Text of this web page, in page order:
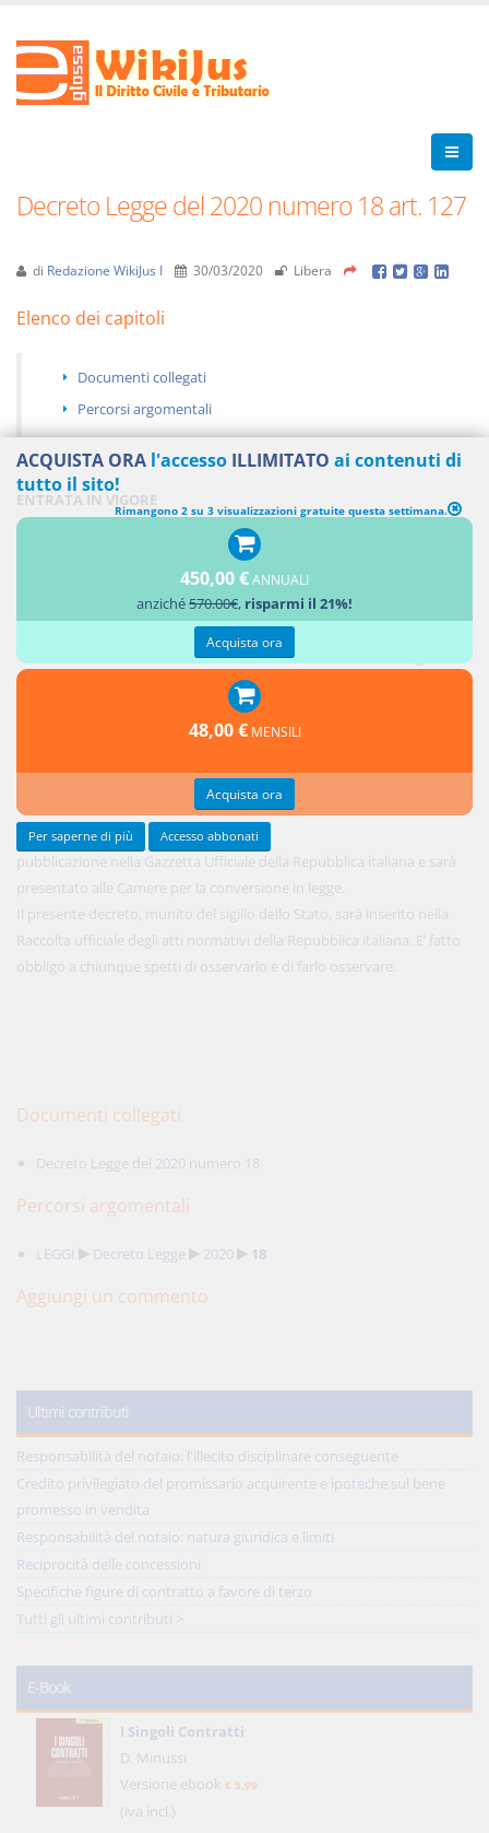
Decreto Legge del 2020 numero 18 art. 127
di Redazione WikiJus I 30/03/2020 Libera
Elenco dei capitoli
Documenti collegati
Percorsi argomentali
ENTRATA IN VIGORE
pubblicazione nella Gazzetta Ufficiale della Repubblica italiana e sarà
presentato alle Camere per la conversione in legge.
Il presente decreto, munito del sigillo dello Stato, sarà inserito nella
Raccolta ufficiale degli atti normativi della Repubblica italiana. E’ fatto
obbligo a chiunque spetti di osservarlo e di farlo osservare.
Documenti collegati
Decreto Legge del 2020 numero 18
Percorsi argomentali
LEGGI Decreto Legge 2020 18
Aggiungi un commento
Ultimi contributi
Responsabilità del notaio: l'illecito disciplinare conseguente
Credito privilegiato del promissario acquirente e ipoteche sul bene
promesso in vendita
Responsabilità del notaio: natura giuridica e limiti
Reciprocità delle concessioni
Specifiche figure di contratto a favore di terzo
Tutti gli ultimi contributi >
E-Book
I Singoli Contratti
D. Minussi
Versione ebook € 5,99
(iva incl.)
ACQUISTA ORA l'accesso ILLIMITATO ai contenuti di
tutto il sito!
Rimangono 2 su 3 visualizzazioni gratuite questa settimana.
450,00 €ANNUALI
anziché570.00€, risparmi il 21%!
Acquista ora
48,00 € MENSILI
Acquista ora
Per saperne di più Accesso abbonati